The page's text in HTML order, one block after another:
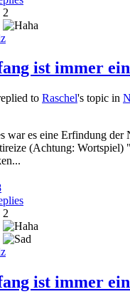
2
ist immer
to Raschel's topic in
war es eine Erfindung der
(Achtung: Wortspiel)
2
ist immer